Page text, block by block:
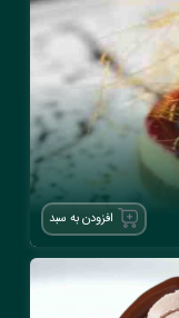
افزودن به سبد